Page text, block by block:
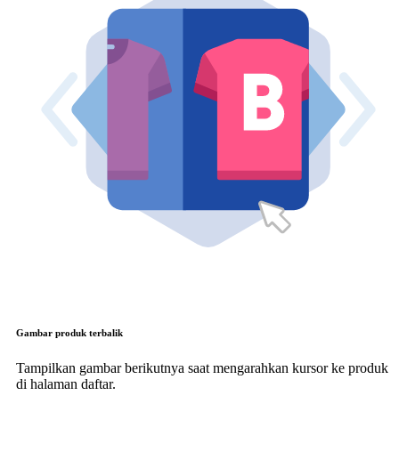
Gambar produk terbalik
Tampilkan gambar berikutnya saat mengarahkan kursor ke produk
di halaman daftar.